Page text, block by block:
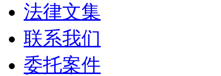
法律文集
联系我们
委托案件